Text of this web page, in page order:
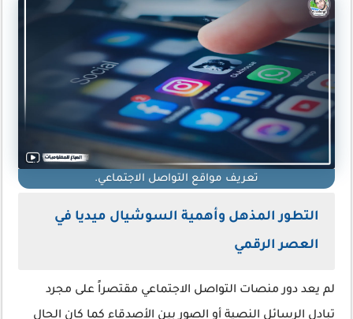
تعريف مواقع التواصل الاجتماعي.
التطور المذهل وأهمية السوشيال ميديا في
العصر الرقمي
لم يعد دورمنصات التواصل الاجتماعي مقتصراً على مجرد
تبادل الرسائل النصية أو الصور بين الأصدقاء كما كان الحال